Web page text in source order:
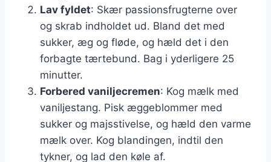
Lav fyldet: Skær passionsfrugterne over
og skrab indholdet ud. Bland det med
sukker, æg og fløde, og hæld det i den
forbagte tærtebund. Bag i yderligere 25
minutter.
Forbered vaniljecremen: Kog mælk med
vaniljestang. Pisk æggeblommer med
sukker og majsstivelse, og hæld den varme
mælk over. Kog blandingen, indtil den
tykner, og lad den køle af.